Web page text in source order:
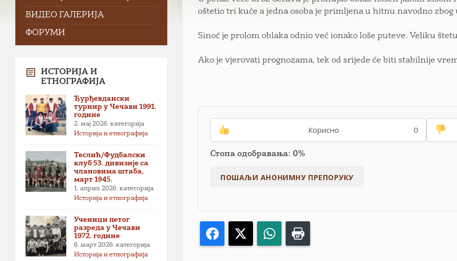
oštetio tri kuće a jedna osoba je primljena u hitnu navodno zbog
Sinoć je prolom oblaka odnio već ionako loše puteve. Veliku
Ako je vjerovati prognozama, tek od srijede će biti stabilnije
Корисно 0
Стопа одобравања: 0%
Facebook WhatsApp
ВИДЕО ГАЛЕРИЈА
ФОРУМИ
ИСТОРИЈА И
ЕТНОГРАФИЈА
Ђурђевдански
турнир у Чечави 1991.
године
2. мај 2026. категорија
Историја и етнографија
Теслић/Фудбалски
клуб 53. дивизије са
члановима штаба,
март 1945.
1. април 2026. категорија
Историја и етнографија
Ученици петог
разреда у Чечави
1972. године
6. март 2026. категорија
Историја и етнографија